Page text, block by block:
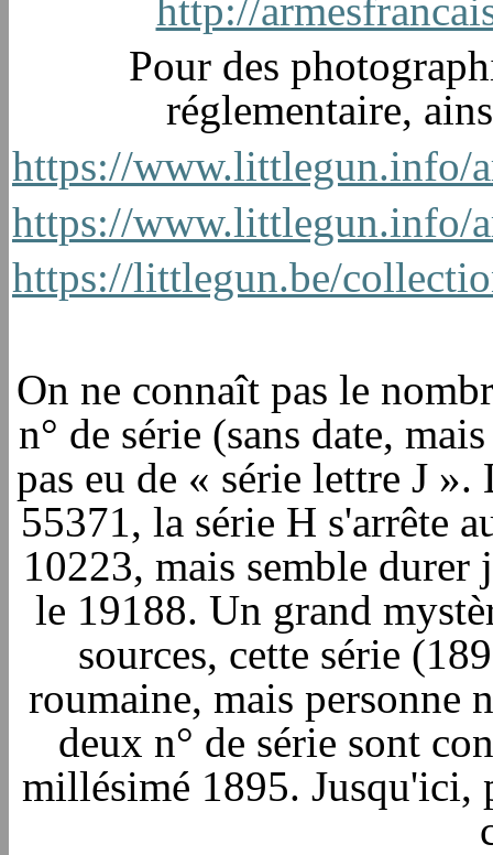
http://
Pour des
réglementaire,
https://www.littlegun.info/
https://www.littlegun.info/
https://littlegun.be/
On ne connaît pas le
n° de série (sans date,
pas eu de « série lettre J
55371, la série H s'arrête
10223, mais semble durer
le 19188. Un grand
sources, cette série
roumaine, mais personne
deux n° de série sont
millésimé 1895. Jusqu'ici,